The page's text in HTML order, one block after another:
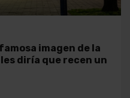
imagen de la
diría que recen un